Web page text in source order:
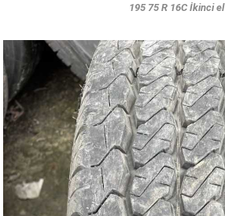
195 75 R 16C İkinci el